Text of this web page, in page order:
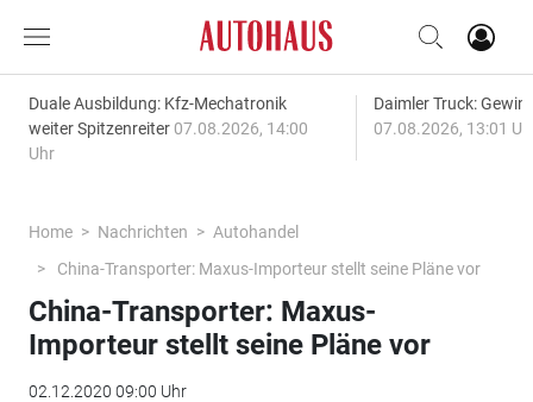
Duale Ausbildung: Kfz-Mechatronik
weiter Spitzenreiter 07.08.2026, 14:00
Uhr
Daimler Truck:
07.08.2026, 13:01
Home Nachrichten
Autohandel
China-Transporter: Maxus-Importeur stellt seine Pläne vor
China-Transporter: Maxus-
Importeur stellt seine Pläne vor
02.12.2020 09:00 Uhr